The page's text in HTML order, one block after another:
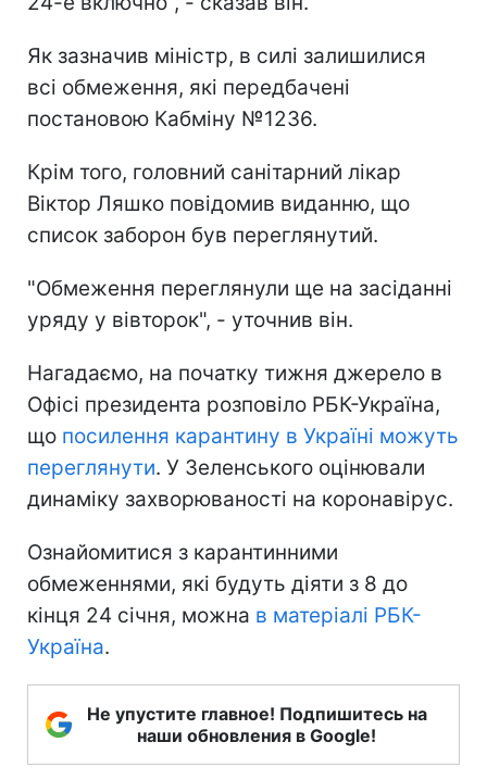
Як зазначив міністр, в силі залишилися
всі обмеження, які передбачені
постановою Кабміну №1236.
Крім того, головний санітарний лікар
Віктор Ляшко повідомив виданню, що
список заборон був переглянутий.
"Обмеження переглянули ще на засіданні
уряду у вівторок", - уточнив він.
Нагадаємо, на початку тижня джерело в
Офісі президента розповіло РБК-Україна,
що посилення карантину в Україні можуть
переглянути. У Зеленського оцінювали
динаміку захворюваності на коронавірус.
Ознайомитися з карантинними
обмеженнями, які будуть діяти з 8 до
кінця 24 січня, можна в матеріалі РБК-
Україна.
Не упустите главное! Подпишитесь на
наши обновления в Google!